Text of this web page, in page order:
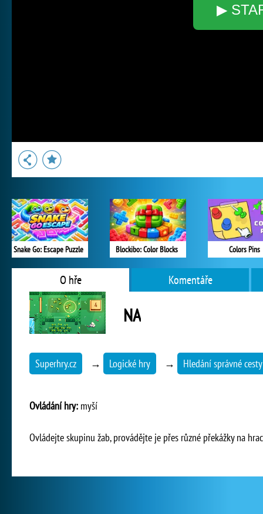
▶
Snake Go: Escape Puzzle Blockibo: Color Blocks Colors Pins
O hře Komentáře
NA
Superhry.cz → Logické hry → Hledání správné cesty
Ovládání hry: myší
Ovládejte skupinu žab, provádějte je přes různé překážky na